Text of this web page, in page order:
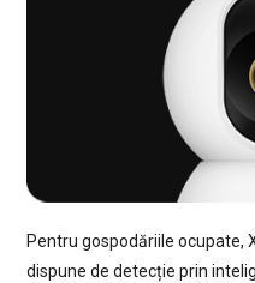
Pentru gospodăriile ocupate,
dispune de detecție prin